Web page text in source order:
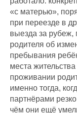
«с матерью»,
при переезде в
выезда за рубеж,
родителя об
пребывания
места
проживании
именно тогда,
партнёрами
чём они ещё